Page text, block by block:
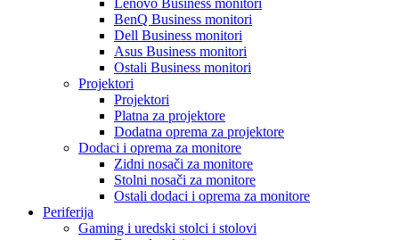
Lenovo Business monitori
BenQ Business monitori
Dell Business monitori
Asus Business monitori
Ostali Business monitori
Projektori
Projektori
Platna za projektore
Dodatna oprema za projektore
Dodaci i oprema za monitore
Zidni nosači za monitore
Stolni nosači za monitore
Ostali dodaci i oprema za monitore
Periferija
Gaming i uredski stolci i stolovi